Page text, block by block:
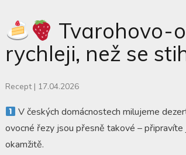
Tvarohovo-
rychleji, než se
Recept | 17.04.2026
V českých domácnostech milujeme
ovocné řezy jsou přesně takové –
okamžitě.